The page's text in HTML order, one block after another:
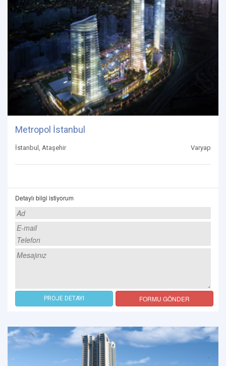
Metropol İstanbul
İstanbul, Ataşehir Varyap
Detaylı bilgi istiyorum
PROJE DETAYI FORMU GÖNDER